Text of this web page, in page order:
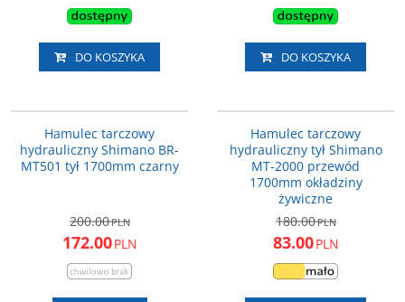
DO KOSZYKA DO KOSZYKA
Hamulec tarczowy
hydrauliczny Shimano BR-
MT501 tył 1700mm czarny
200.00PLN
172.00PLN
Hamulec tarczowy
hydrauliczny tył Shimano
MT-2000 przewód
1700mm okładziny
żywiczne
180.00PLN
83.00PLN